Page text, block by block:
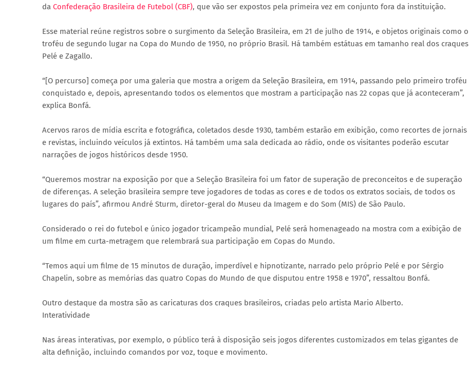
da Confederação Brasileira de Futebol (CBF), que vão ser expostos pela primeira vez em conjunto fora da instituição.
Esse material reúne registros sobre o surgimento da Seleção Brasileira, em 21 de julho de 1914, e objetos originais como o
troféu de segundo lugar na Copa do Mundo de 1950, no próprio Brasil. Há também estátuas em tamanho real dos craques
Pelé e Zagallo.
“[O percurso] começa por uma galeria que mostra a origem da Seleção Brasileira, em 1914, passando pelo primeiro troféu
conquistado e, depois, apresentando todos os elementos que mostram a participação nas 22 copas que já aconteceram”,
explica Bonfá.
Acervos raros de mídia escrita e fotográfica, coletados desde 1930, também estarão em exibição, como recortes de jornais
e revistas, incluindo veículos já extintos. Há também uma sala dedicada ao rádio, onde os visitantes poderão escutar
narrações de jogos históricos desde 1950.
“Queremos mostrar na exposição por que a Seleção Brasileira foi um fator de superação de preconceitos e de superação
de diferenças. A seleção brasileira sempre teve jogadores de todas as cores e de todos os extratos sociais, de todos os
lugares do país”, afirmou André Sturm, diretor-geral do Museu da Imagem e do Som (MIS) de São Paulo.
Considerado o rei do futebol e único jogador tricampeão mundial, Pelé será homenageado na mostra com a exibição de
um filme em curta-metragem que relembrará sua participação em Copas do Mundo.
“Temos aqui um filme de 15 minutos de duração, imperdível e hipnotizante, narrado pelo próprio Pelé e por Sérgio
Chapelin, sobre as memórias das quatro Copas do Mundo de que disputou entre 1958 e 1970”, ressaltou Bonfá.
Outro destaque da mostra são as caricaturas dos craques brasileiros, criadas pelo artista Mario Alberto.
Interatividade
Nas áreas interativas, por exemplo, o público terá à disposição seis jogos diferentes customizados em telas gigantes de
alta definição, incluindo comandos por voz, toque e movimento.